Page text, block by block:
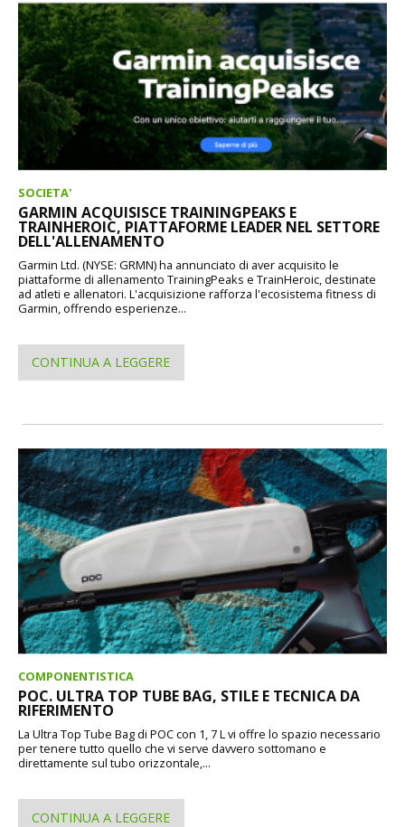
SOCIETA'
GARMIN ACQUISISCE TRAININGPEAKS E
TRAINHEROIC, PIATTAFORME LEADER NEL SETTORE
DELL'ALLENAMENTO
Garmin Ltd. (NYSE: GRMN) ha annunciato di aver acquisito le
piattaforme di allenamento TrainingPeaks e TrainHeroic, destinate
ad atleti e allenatori. L'acquisizione rafforza l'ecosistema fitness di
Garmin, offrendo esperienze...
CONTINUA A LEGGERE
COMPONENTISTICA
POC. ULTRA TOP TUBE BAG, STILE E TECNICA DA
RIFERIMENTO
La Ultra Top Tube Bag di POC con 1, 7 L vi offre lo spazio necessario
per tenere tutto quello che vi serve davvero sottomano e
direttamente sul tubo orizzontale,...
CONTINUA A LEGGERE